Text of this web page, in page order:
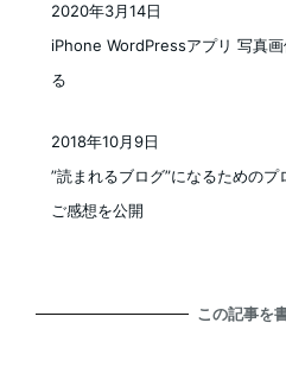
iPhone WordPressアプリ 写真
る
2020年3月14日
”読まれるブログ”になるためのプ
ご感想を公開
2018年10月9日
この記事を